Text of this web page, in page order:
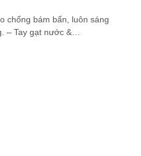
chống bám bẩn, luôn sáng
– Tay gạt nước &…